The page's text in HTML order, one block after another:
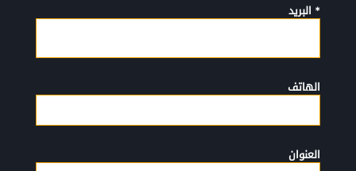
* البريد
الهاتف
العنوان